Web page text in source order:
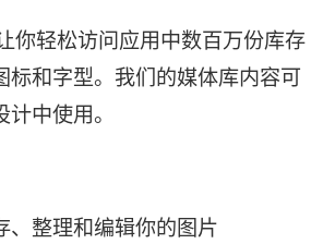
你轻松访问应用中数百万份库存
标和字型。我们的媒体库内容可
中使用。
、整理和编辑你的图片